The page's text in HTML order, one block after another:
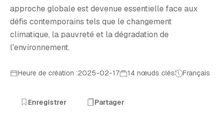
approche globale est devenue essentielle face aux
défis contemporains tels que le changement
climatique, la pauvreté et la dégradation de
l'environnement.
Heure de création :2025-02-17 14 nœuds clés Français
Enregistrer Partager